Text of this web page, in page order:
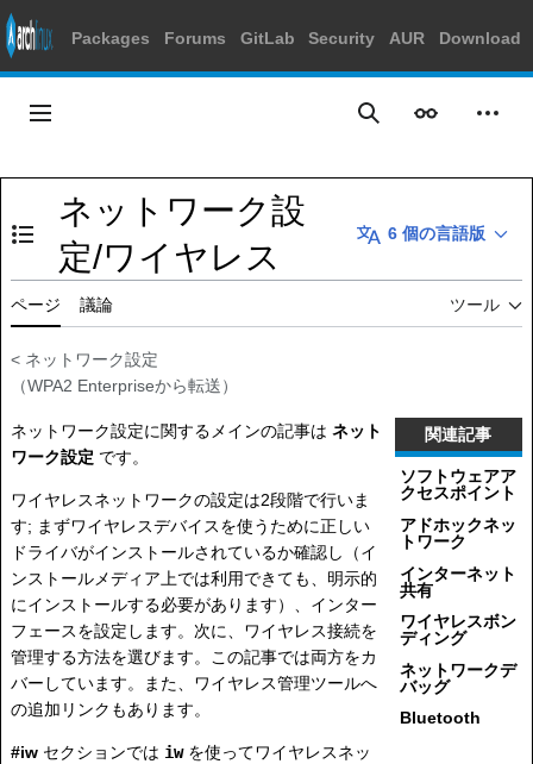
Packages Forums GitLab Security AUR Download
ス
ッ
プ
メインメニュー 検索 表示 個人
目次の表示・非表示を切り替え
ネットワーク設
定/ワイヤレス
6 個の言語版
ページ 議論 ツール
< ネットワーク設定
（WPA2 Enterpriseから転送）
関連記事
ソフトウェアア
クセスポイント
アドホックネッ
トワーク
インターネット
共有
ワイヤレスボン
ディング
ネットワークデ
バッグ
Bluetooth
ネットワーク設定に関するメインの記事は ネット
ワーク設定 です。
ワイヤレスネットワークの設定は2段階で行いま
す; まずワイヤレスデバイスを使うために正しい
ドライバがインストールされているか確認し（イ
ンストールメディア上では利用できても、明示的
にインストールする必要があります）、インター
フェースを設定します。次に、ワイヤレス接続を
管理する方法を選びます。この記事では両方をカ
バーしています。また、ワイヤレス管理ツールへ
の追加リンクもあります。
#iw セクションでは iwを使ってワイヤレスネッ